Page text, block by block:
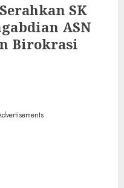
SK
ASN
Birokrasi